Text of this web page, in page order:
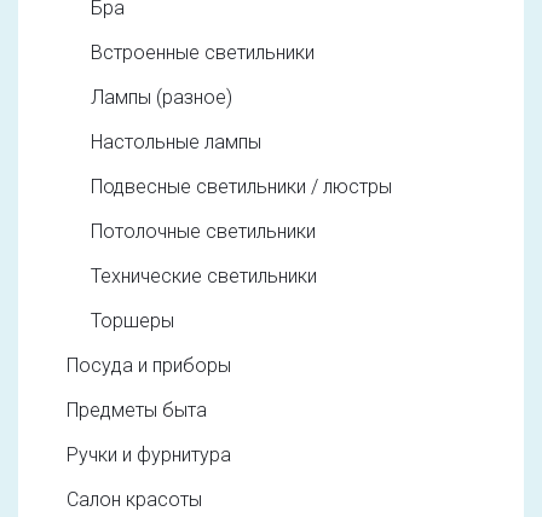
Бра
Встроенные светильники
Лампы (разное)
Настольные лампы
Подвесные светильники / люстры
Потолочные светильники
Технические светильники
Торшеры
Посуда и приборы
Предметы быта
Ручки и фурнитура
Салон красоты